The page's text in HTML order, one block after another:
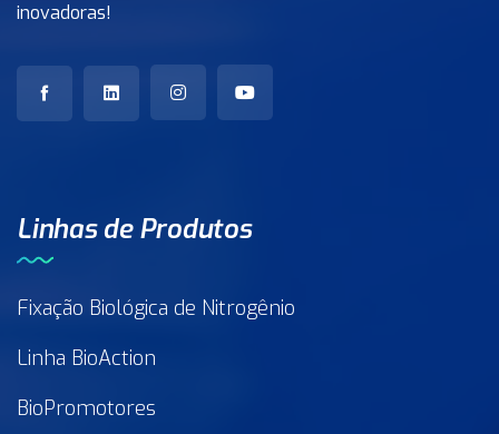
inovadoras!
Linhas de Produtos
Fixação Biológica de Nitrogênio
Linha BioAction
BioPromotores